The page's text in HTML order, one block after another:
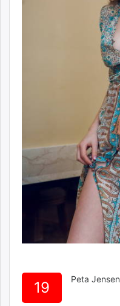
19 Peta Jensen